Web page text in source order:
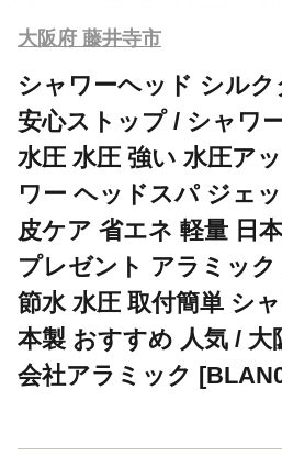
大阪府 藤井寺市
シャワーヘッド シル
安心ストップ / シャワ
水圧 水圧 強い 水圧ア
ワー ヘッドスパ ジェ
皮ケア 省エネ 軽量 日
プレゼント アラミッ
節水 水圧 取付簡単 シ
本製 おすすめ 人気 / 大
会社アラミック